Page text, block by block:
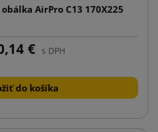
AirPro C13 170X225
€ s DPH
do košíka